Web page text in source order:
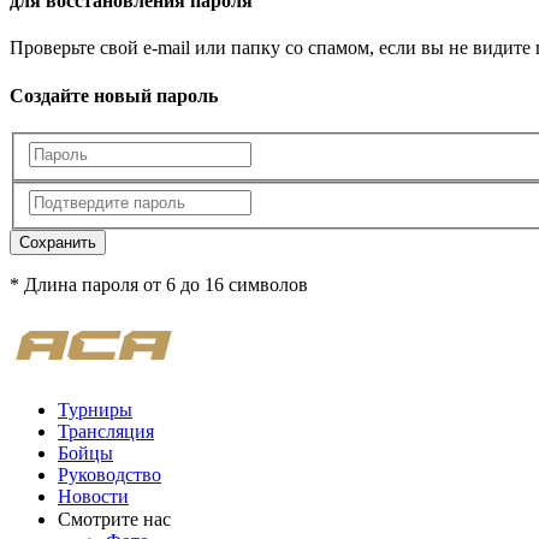
Проверьте свой e-mail или папку со спамом, если вы не видите
Создайте новый пароль
Сохранить
* Длина пароля от 6 до 16 символов
Турниры
Трансляция
Бойцы
Руководство
Новости
Смотрите нас